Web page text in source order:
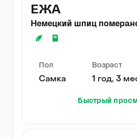
ЕЖА
Немецкий шпиц
Пол
Самка
Возраст
1 год, 3
Быстрый